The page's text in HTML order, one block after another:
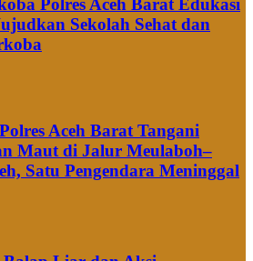
Polres Aceh Barat Edukasi
Sekolah Sehat dan
Aceh Barat Tangani
Maut di Jalur Meulaboh–
Satu Pengendara Meninggal